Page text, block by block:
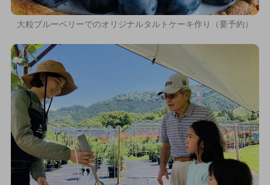
大粒ブルーベリーでのオリジナルタルトケーキ作り（要予約）